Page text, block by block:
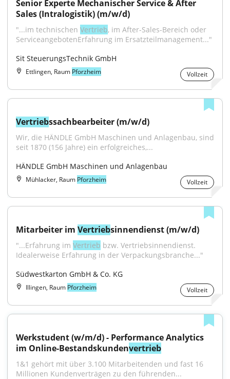
Senior Experte Mechanischer Service & After
Sales (Intralogistik) (m/w/d)
"...im technischen Vertrieb, im After-Sales-Bereich oder
ServiceangebotenErfahrung im Ersatzteilmanagement..."
Sit SteuerungsTechnik GmbH
Ettlingen, Raum Pforzheim Vollzeit
Vertriebssachbearbeiter (m/w/d)
Wir, die HÄNDLE GmbH Maschinen und Anlagenbau, sind
seit 1870 (156 Jahre) ein erfolgreiches,...
HÄNDLE GmbH Maschinen und Anlagenbau
Mühlacker, Raum Pforzheim Vollzeit
Mitarbeiter im Vertriebsinnendienst (m/w/d)
"...Erfahrung im Vertrieb bzw. Vertriebsinnendienst.
Idealerweise Erfahrung in der Verpackungsbranche..."
Südwestkarton GmbH & Co. KG
Illingen, Raum Pforzheim Vollzeit
Werkstudent (w/m/d) - Performance Analytics
im Online-Bestandskundenvertrieb
1&1 gehört mit über 3.100 Mitarbeitenden und fast 16
Millionen Kundenverträgen zu den führenden...